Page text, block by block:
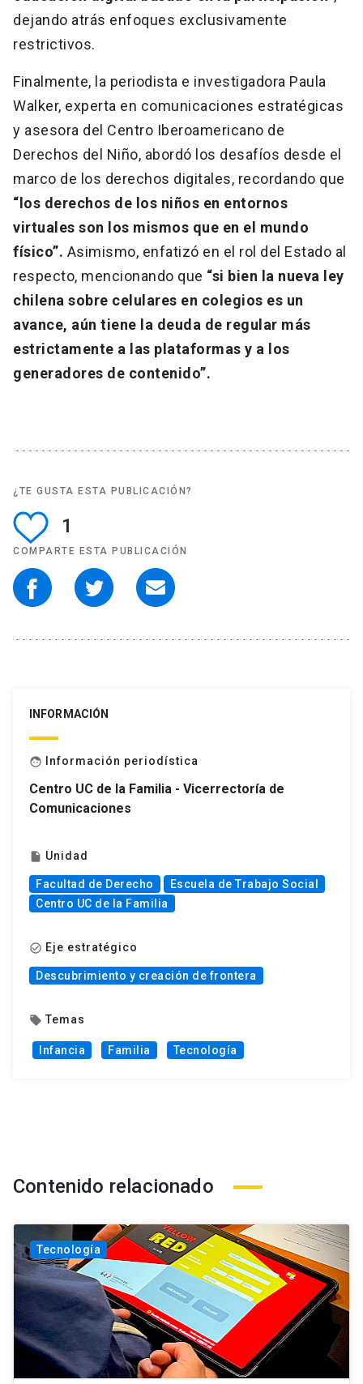
dejando atrás enfoques exclusivamente
restrictivos.
Finalmente, la periodista e investigadora Paula
Walker, experta en comunicaciones estratégicas
y asesora del Centro Iberoamericano de
Derechos del Niño, abordó los desafíos desde el
marco de los derechos digitales, recordando que
“los derechos de los niños en entornos
virtuales son los mismos que en el mundo
físico”. Asimismo, enfatizó en el rol del Estado al
respecto, mencionando que “si bien la nueva ley
chilena sobre celulares en colegios es un
avance, aún tiene la deuda de regular más
estrictamente a las plataformas y a los
generadores de contenido”.
¿TE GUSTA ESTA PUBLICACIÓN?
1
COMPARTE ESTA PUBLICACIÓN
INFORMACIÓN
face Información periodística
Centro UC de la Familia - Vicerrectoría de
Comunicaciones
insert_drive_file Unidad
Facultad de Derecho
Escuela de Trabajo Social
Centro UC de la Familia
check_circle_outline Eje estratégico
Descubrimiento y creación de frontera
local_offer Temas
Infancia Familia Tecnología
Contenido relacionado
Tecnología